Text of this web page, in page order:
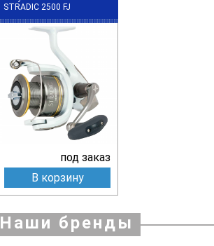
STRADIC 2500 FJ
под заказ
В корзину
Наши бренды